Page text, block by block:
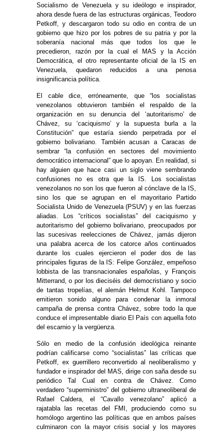
Socialismo de Venezuela y su ideólogo e inspirador,
ahora desde fuera de las estructuras orgánicas, Teodoro
Petkoff, y descargaron todo su odio en contra de un
gobierno que hizo por los pobres de su patria y por la
soberanía nacional más que todos los que le
precedieron, razón por la cual el MAS y la Acción
Democrática, el otro representante oficial de la IS en
Venezuela, quedaron reducidos a una penosa
insignificancia política.
El cable dice, erróneamente, que “los socialistas
venezolanos obtuvieron también el respaldo de la
organización en su denuncia del ‘autoritarismo’ de
Chávez, su ‘caciquismo’ y la supuesta burla a la
Constitución” que estaría siendo perpetrada por el
gobierno bolivariano. También acusan a Caracas de
sembrar “la confusión en sectores del movimiento
democrático internacional” que lo apoyan. En realidad, si
hay alguien que hace casi un siglo viene sembrando
confusiones no es otra que la IS. Los socialistas
venezolanos no son los que fueron al cónclave de la IS,
sino los que se agrupan en el mayoritario Partido
Socialista Unido de Venezuela (PSUV) y en las fuerzas
aliadas. Los “críticos socialistas” del caciquismo y
autoritarismo del gobierno bolivariano, preocupados por
las sucesivas reelecciones de Chávez, jamás dijeron
una palabra acerca de los catorce años continuados
durante los cuales ejercieron el poder dos de las
principales figuras de la IS: Felipe González, empeñoso
lobbista de las transnacionales españolas, y François
Mitterrand, o por los dieciséis del democristiano y socio
de tantas tropelías, el alemán Helmut Kohl. Tampoco
emitieron sonido alguno para condenar la inmoral
campaña de prensa contra Chávez, sobre todo la que
conduce el impresentable diario El País con aquella foto
del escarnio y la vergüenza.
Sólo en medio de la confusión ideológica reinante
podrían calificarse como “socialistas” las críticas que
Petkoff, ex guerrillero reconvertido al neoliberalismo y
fundador e inspirador del MAS, dirige con saña desde su
periódico Tal Cual en contra de Chávez. Como
verdadero “superministro” del gobierno ultraneoliberal de
Rafael Caldera, el “Cavallo venezolano” aplicó a
rajatabla las recetas del FMI, produciendo como su
homólogo argentino las políticas que en ambos países
culminaron con la mayor crisis social y los mayores